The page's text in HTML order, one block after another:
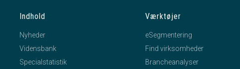
Indhold
Nyheder
Vidensbank
Specialstatistik
Værktøjer
eSegmentering
Find virksomheder
Brancheanalyser